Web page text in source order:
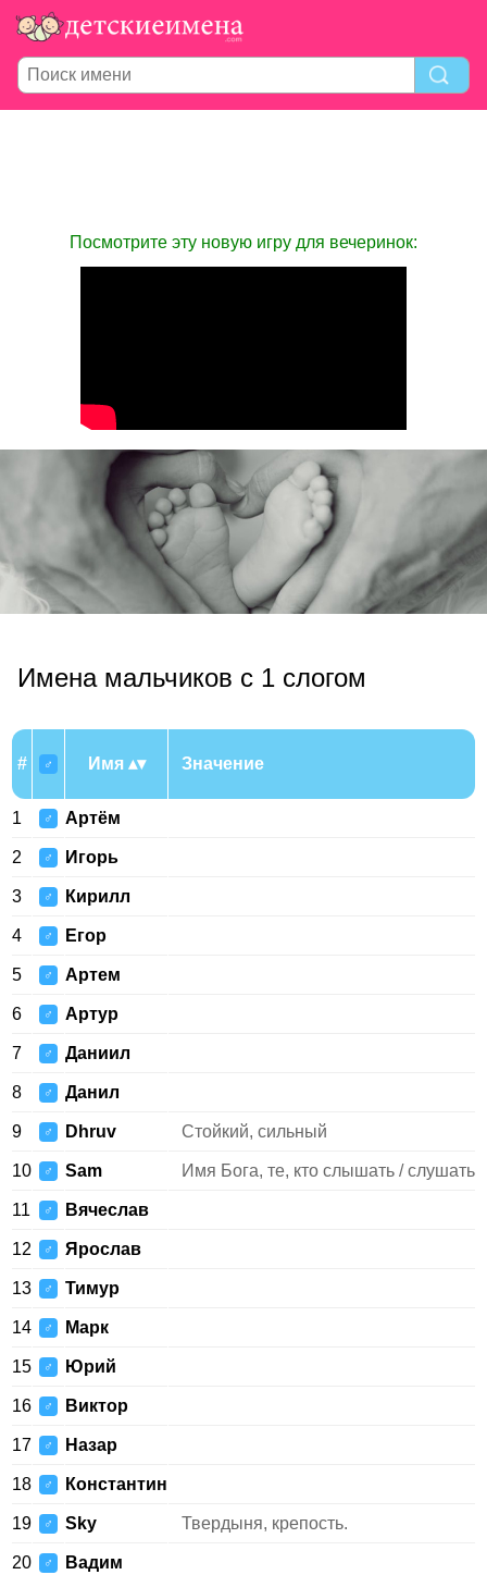
Посмотрите эту новую игру для вечеринок:
Имена мальчиков с 1 слогом
# ♂ Имя Значение
1 ♂ Артём
2 ♂ Игорь
3 ♂ Кирилл
4 ♂ Егор
5 ♂ Артем
6 ♂ Артур
7 ♂ Даниил
8 ♂ Данил
9 ♂ Dhruv Стойкий, сильный
10 ♂ Sam Имя Бога, те, кто слышать / слушать
11 ♂ Вячеслав
12 ♂ Ярослав
13 ♂ Тимур
14 ♂ Марк
15 ♂ Юрий
16 ♂ Виктор
17 ♂ Назар
18 ♂ Константин
19 ♂ Sky Твердыня, крепость.
20 ♂ Вадим